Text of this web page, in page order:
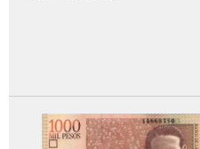
St. Vincent
Surinam